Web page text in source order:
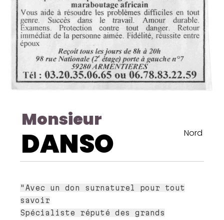
Monsieur
DANSO Nord
"Avec un don surnaturel pour tout
savoir
Spécialiste réputé des grands